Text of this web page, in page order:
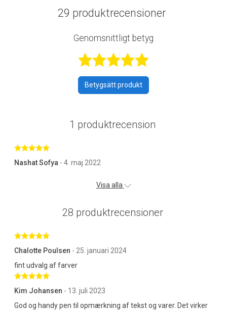
29 produktrecensioner
Genomsnittligt betyg
Betygsatt 4,6
Betygsätt produkt
1 produktrecension
Betygsatt 5 av 5 stjärnor
Nashat Sofya - 4. maj 2022
Visa alla
28 produktrecensioner
Betygsatt 5 av 5 stjärnor
Chalotte Poulsen - 25. januari 2024
fint udvalg af farver
Betygsatt 5 av 5 stjärnor
Kim Johansen - 13. juli 2023
God og handy pen til opmærkning af tekst og varer. Det virker